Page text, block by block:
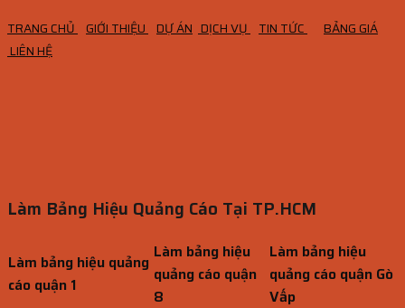
TRANG CHỦ GIỚI THIỆU DỰ ÁN DỊCH VỤ TIN TỨC
BẢNG GIÁ
LIÊN HỆ
Làm Bảng Hiệu Quảng Cáo Tại TP.HCM
Làm bảng hiệu quảng
cáo quận 1
Làm bảng hiệu
quảng cáo quận
8
Làm bảng hiệu
quảng cáo quận Gò
Vấp